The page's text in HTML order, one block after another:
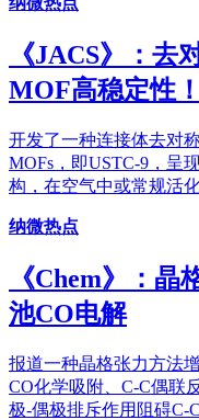
《JACS》：去
MOF高稳定性！
开发了一种连接体去对
MOFs，即USTC-9，呈
构，在空气中或常规活
纳微热点
《Chem》：
池CO电解
报道一种晶格张力方法
CO化学吸附、C-C偶联
极-偶极排斥作用阻碍C-